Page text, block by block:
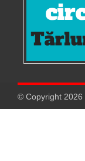
© Copyright 2026